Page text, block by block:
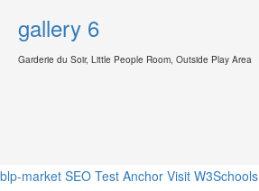
gallery 6
Garderie du Soir, Little People Room, Outside Play Area
blp-market SEO Test Anchor Visit W3Schools